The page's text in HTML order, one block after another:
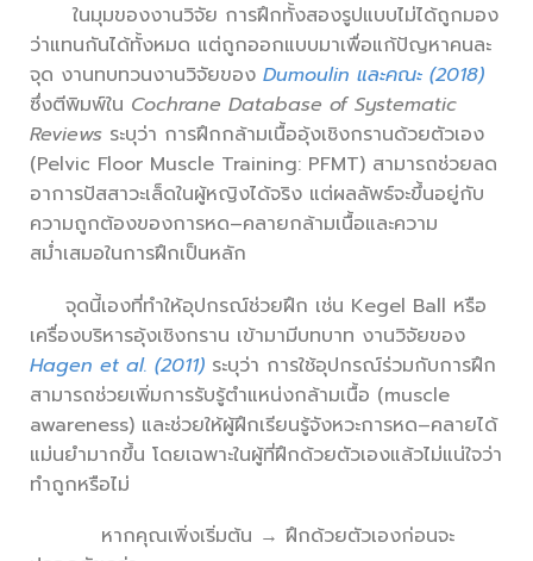
ในมุมของงานวิจัย การฝึกทั้งสองรูปแบบไม่ได้ถูกมอง
ว่าแทนกันได้ทั้งหมด แต่ถูกออกแบบมาเพื่อแก้ปัญหาคนละ
จุด งานทบทวนงานวิจัยของ Dumoulin และคณะ (2018)
ซึ่งตีพิมพ์ใน Cochrane Database of Systematic
Reviews ระบุว่า การฝึกกล้ามเนื้ออุ้งเชิงกรานด้วยตัวเอง
(Pelvic Floor Muscle Training: PFMT) สามารถช่วยลด
อาการปัสสาวะเล็ดในผู้หญิงได้จริง แต่ผลลัพธ์จะขึ้นอยู่กับ
ความถูกต้องของการหด–คลายกล้ามเนื้อและความ
สม่ำเสมอในการฝึกเป็นหลัก
จุดนี้เองที่ทำให้อุปกรณ์ช่วยฝึก เช่น Kegel Ball หรือ
เครื่องบริหารอุ้งเชิงกราน เข้ามามีบทบาท งานวิจัยของ
Hagen et al. (2011) ระบุว่า การใช้อุปกรณ์ร่วมกับการฝึก
สามารถช่วยเพิ่มการรับรู้ตำแหน่งกล้ามเนื้อ (muscle
awareness) และช่วยให้ผู้ฝึกเรียนรู้จังหวะการหด–คลายได้
แม่นยำมากขึ้น โดยเฉพาะในผู้ที่ฝึกด้วยตัวเองแล้วไม่แน่ใจว่า
ทำถูกหรือไม่
หากคุณเพิ่งเริ่มต้น → ฝึกด้วยตัวเองก่อนจะ